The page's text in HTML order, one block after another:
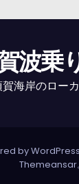
波乗
海岸のロー
by WordPress
Themeansar。